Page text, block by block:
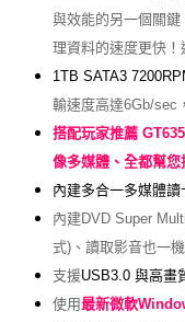
與效能的另一個關
理資料的速度更快！
1TB SATA3
輸速度高達6Gb/sec
搭配玩家推薦
像多媒體、全都幫您
內建多合一多媒體讀
內建DVD Super
式)、讀取影音也一
支援USB3.0 與高畫
使用最新微軟